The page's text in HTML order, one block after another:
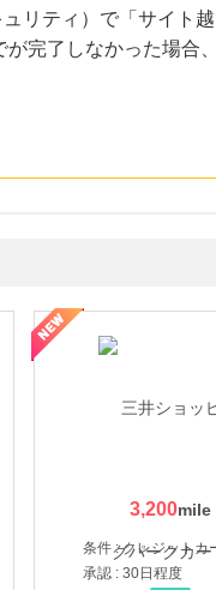
リティ）で「サイト越
完了しなかった場合
3,200
承認 : 30日程度